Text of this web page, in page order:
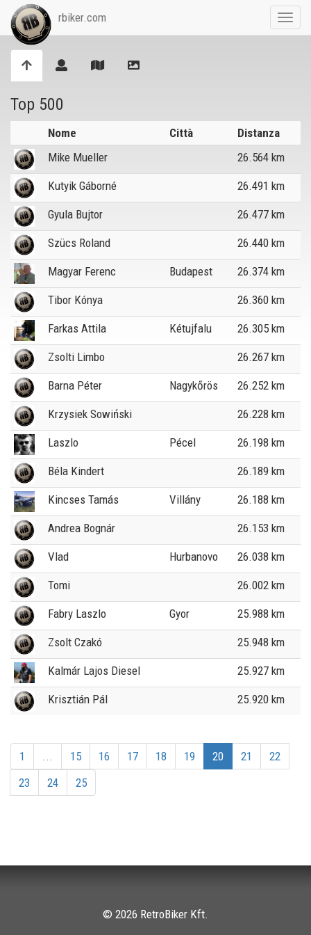
rbiker.com
Top 500
Nome Città
Distanza
Mike Mueller
26.564 km
Kutyik Gáborné 26.491 km
Gyula Bujtor 26.477 km
Szücs Roland 26.440 km
Magyar Ferenc Budapest 26.374 km
Tibor Kónya 26.360 km
Farkas Attila Kétujfalu 26.305 km
Zsolti Limbo 26.267 km
Barna Péter Nagykőrös 26.252 km
Krzysiek Sowiński 26.228 km
Laszlo Pécel 26.198 km
Béla Kindert 26.189 km
Kincses Tamás Villány 26.188 km
Andrea Bognár 26.153 km
Vlad Hurbanovo 26.038 km
Tomi 26.002 km
Fabry Laszlo Gyor 25.988 km
Zsolt Czakó 25.948 km
Kalmár Lajos Diesel 25.927 km
Krisztián Pál 25.920 km
1 ... 15 16 17 18 19 20 21
22
23
24 25
© 2026 RetroBiker Kft.